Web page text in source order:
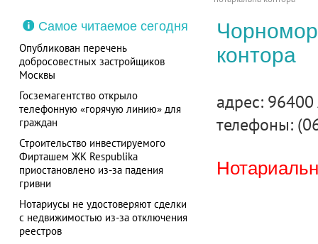
Самое читаемое сегодня
Опубликован перечень
добросовестных застройщиков
Москвы
Госземагентство открыло
телефонную «горячую линию» для
граждан
Строительство инвестируемого
Фирташем ЖК Respublika
приостановлено из-за падения
гривни
Нотариусы не удостоверяют сделки
с недвижимостью из-за отключения
реестров
контора
адрес:
телефоны: